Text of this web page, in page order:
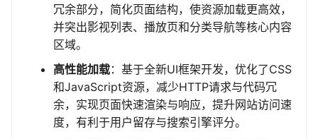
冗余部分，简化页面结构，使资源加载更高效，
并突出影视列表、播放页和分类导航等核心内容
区域。
高性能加载：基于全新UI框架开发，优化了CSS
和JavaScript资源，减少HTTP请求与代码冗
余，实现页面快速渲染与响应，提升网站访问速
度，有利于用户留存与搜索引擎评分。